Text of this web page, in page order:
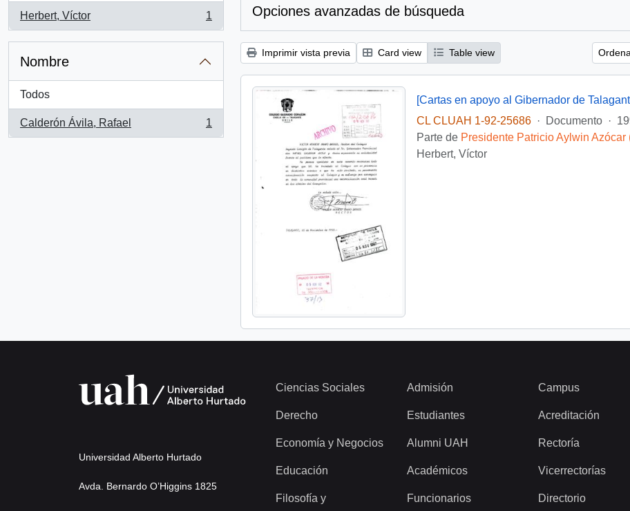
Herbert, Víctor
, 1 resultados
1
Nombre
Todos
Calderón Ávila, Rafael
, 1 resultados
1
Opciones avanzadas de búsqueda
Imprimir vista previa Card view Table view
[Cartas en apoyo al Gibernador de
CL CLUAH 1-92-25686
· Documento ·
Parte de Presidente Patricio Aylwin Azócar
Herbert, Víctor
Universidad Alberto Hurtado
Avda. Bernardo O’Higgins 1825
Ciencias Sociales
Derecho
Economía y Negocios
Educación
Filosofía y
Admisión
Estudiantes
Alumni UAH
Académicos
Funcionarios
Campus
Acreditación
Rectoría
Vicerrectorías
Directorio